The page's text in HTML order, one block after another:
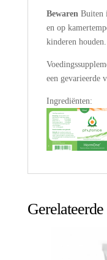
Bewaren Buiten
en op
kinderen houden.
een gevarieerde
Ingrediënten: